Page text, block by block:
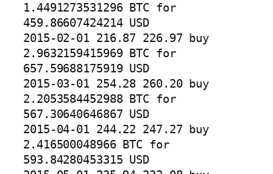
1.4491273531296 BTC for
459.86607424214 USD
2015-02-01 216.87 226.97 buy
2.9632159415969 BTC for
657.59688175919 USD
2015-03-01 254.28 260.20 buy
2.2053584452988 BTC for
567.30640646867 USD
2015-04-01 244.22 247.27 buy
2.416500048966 BTC for
593.84280453315 USD